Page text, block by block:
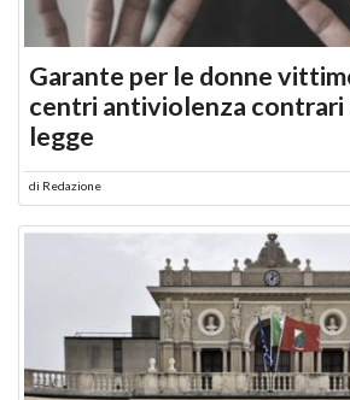
Garante per le donne
centri antiviolenza
legge
di Redazione